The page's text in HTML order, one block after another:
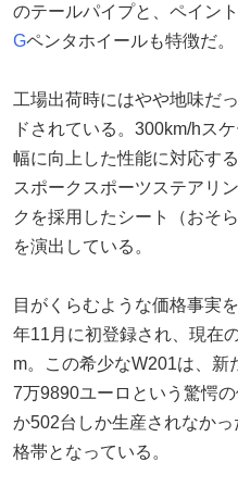
のテールパイプと、ペイン
Gペンタホイールも特徴だ。
工場出荷時にはやや地味だ
ドされている。300km/hス
幅に向上した性能に対応す
スポークスポーツステアリ
クを採用したシート（おそ
を演出している。
目がくらむような価格事実
年11月に初登録され、現在
m。この希少なW201は、新
7万9890ユーロという驚愕
か502台しか生産されなか
格帯となっている。